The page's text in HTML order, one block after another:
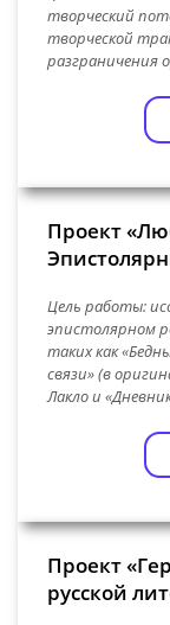
творческий
творческой
разграничения
Проект
Цель работы:
эпистолярном
таких как
связи» (в
Лакло и
Проект
русской